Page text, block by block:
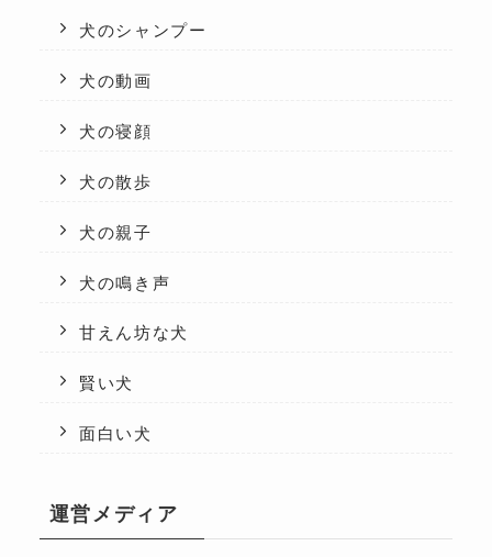
犬のシャンプー
犬の動画
犬の寝顔
犬の散歩
犬の親子
犬の鳴き声
甘えん坊な犬
賢い犬
面白い犬
運営メディア